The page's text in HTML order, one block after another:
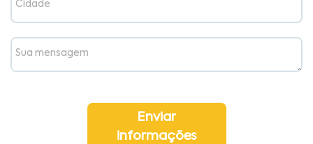
Cidade
Sua mensagem
Enviar
informações